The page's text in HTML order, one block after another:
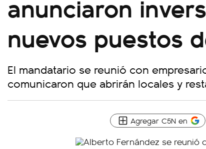
anunciaron
nuevos puestos
El mandatario se reunió con
comunicaron que abrirán locales y
Agregar C5N en